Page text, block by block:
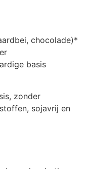
chocolade)*
basis
zonder
sojavrij en